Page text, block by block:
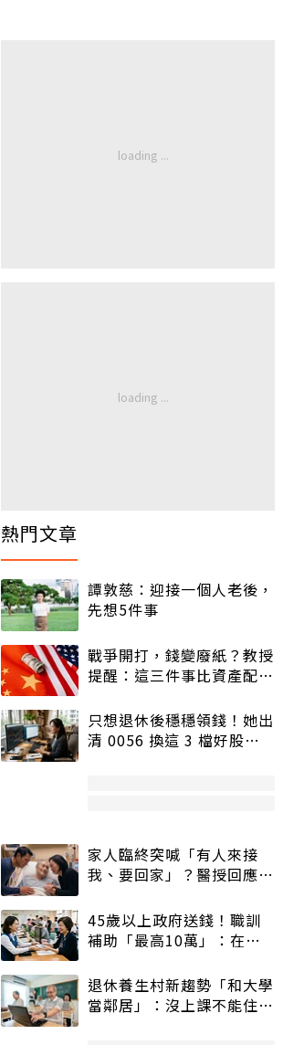
熱門文章
譚敦慈：迎接一個人老後，
戰爭開打，錢變廢紙？教授
更重要！
只想退休後穩穩領錢！她出
家人臨終突喊「有人來接
式快學：避免抱憾終生
45歲以上政府送錢！職訓
職、待業都能申請
退休養生村新趨勢「和大學